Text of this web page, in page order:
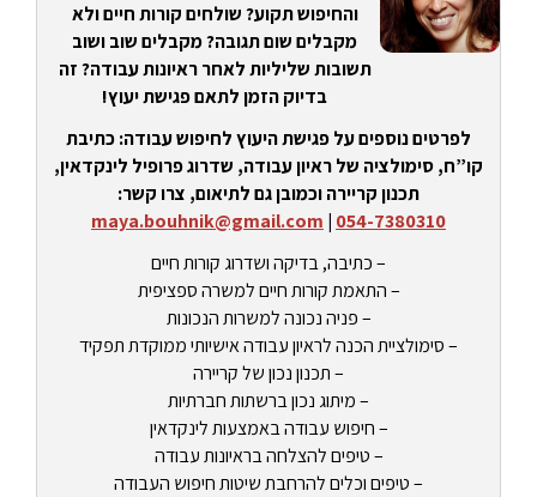
והחיפוש תקוע? שולחים קורות חיים ולא
מקבלים שום תגובה? מקבלים שוב ושוב
תשובות שליליות לאחר ראיונות עבודה? זה
בדיוק הזמן לתאם פגישת יעוץ!
לפרטים נוספים על פגישת היעוץ לחיפוש עבודה: כתיבת
קו”ח, סימולציה של ראיון עבודה, שדרוג פרופיל לינקדאין,
תכנון קריירה וכמובן גם לתיאום, צרו קשר:
054-7380310
|
maya.bouhnik@gmail.com
– כתיבה, בדיקה ושדרוג קורות חיים
– התאמת קורות חיים למשרה ספציפית
– פניה נכונה למשרות הנכונות
– סימולציית הכנה לראיון עבודה אישיותי ממוקדת תפקיד
– תכנון נכון של קריירה
– מיתוג נכון ברשתות חברתיות
– חיפוש עבודה באמצעות לינקדאין
– טיפים להצלחה בראיונות עבודה
– טיפים וכלים להרחבת שיטות חיפוש העבודה